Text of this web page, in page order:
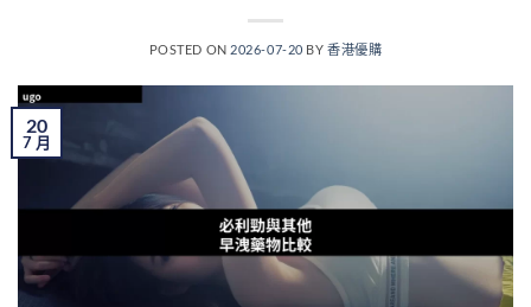
POSTED ON 2026-07-20 BY香港優購
20
7 月